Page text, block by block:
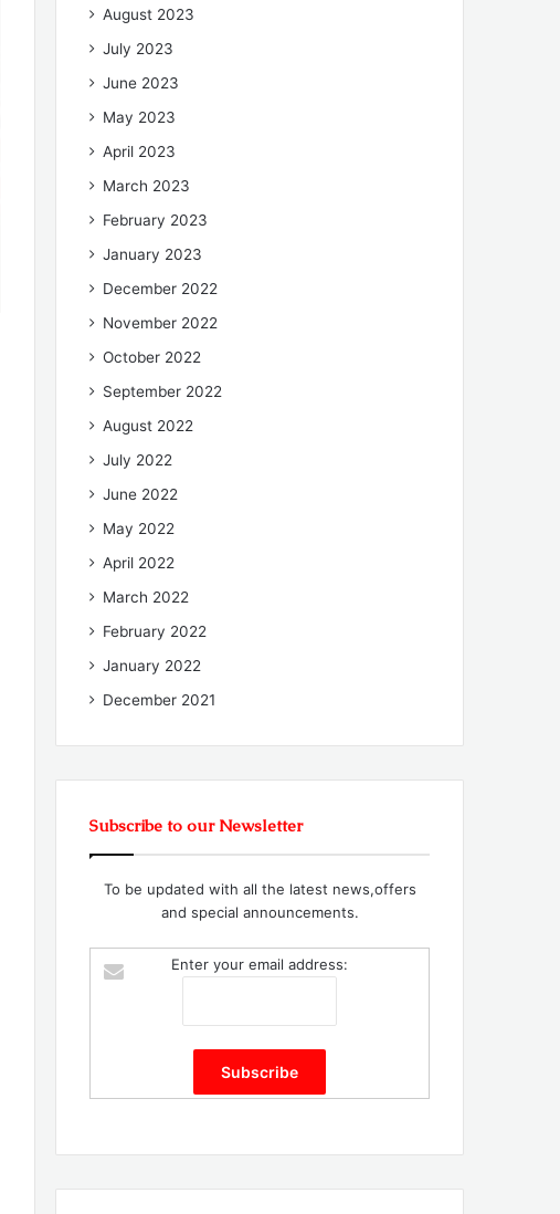
August 2023
July 2023
June 2023
May 2023
April 2023
March 2023
February 2023
January 2023
December 2022
November 2022
October 2022
September 2022
August 2022
July 2022
June 2022
May 2022
April 2022
March 2022
February 2022
January 2022
December 2021
Subscribe to our Newsletter
To be updated with all the latest news,offers
and special announcements.
Enter your email address: